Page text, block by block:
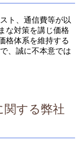
ト、通信費等が以
な対策を講じ価格
格体系を維持する
、誠に不本意では
関する弊社